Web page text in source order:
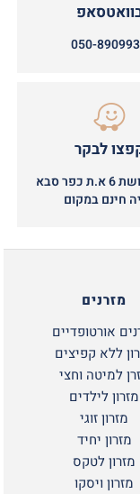
050-
לבקר
סבא
חינם במקום
מזרנים
אורטופדיים
ללא קפיצים
למיטה וחצי
מזרון לילדים
מזרון זוגי
מזרון יחיד
מזרון לטקס
מזרון ויסקו